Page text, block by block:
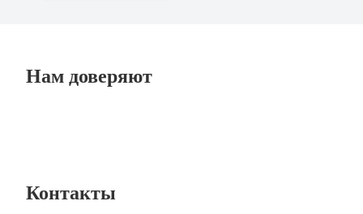
Нам доверяют
Контакты